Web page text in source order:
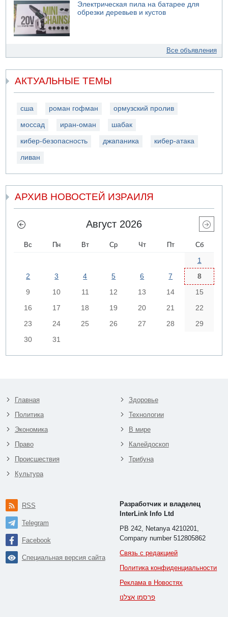
Электрическая пила на батарее для
обрезки деревьев и кустов
Все объявления
АКТУАЛЬНЫЕ ТЕМЫ
сша роман гофман ормузский пролив
моссад иран-оман шабак
кибер-безопасность джапаника кибер-атака
ливан
АРХИВ НОВОСТЕЙ ИЗРАИЛЯ
Август 2026
Вс Пн Вт Ср Чт Пт Сб
1
2
3 4 5 6 7
8
9
10 11 12 13 14
15
16
17 18 19 20 21
22
23
24 25 26 27 28
29
30
31
Главная
Политика
Экономика
Право
Происшествия
Культура
Здоровье
Технологии
В мире
Калейдоскоп
Трибуна
RSS
Telegram
Facebook
Специальная версия сайта
Разработчик и владелец
InterLink Info Ltd
PB 242, Netanya 4210201,
Company number 512805862
Связь с редакцией
Политика конфиденциальности
Реклама в Новостях
פרסמו אצלנו